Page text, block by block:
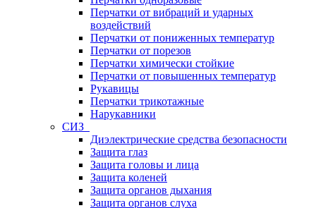
Перчатки от вибраций и ударных
воздействий
Перчатки от пониженных температур
Перчатки от порезов
Перчатки химически стойкие
Перчатки от повышенных температур
Рукавицы
Перчатки трикотажные
Нарукавники
СИЗ
Диэлектрические средства безопасности
Защита глаз
Защита головы и лица
Защита коленей
Защита органов дыхания
Защита органов слуха